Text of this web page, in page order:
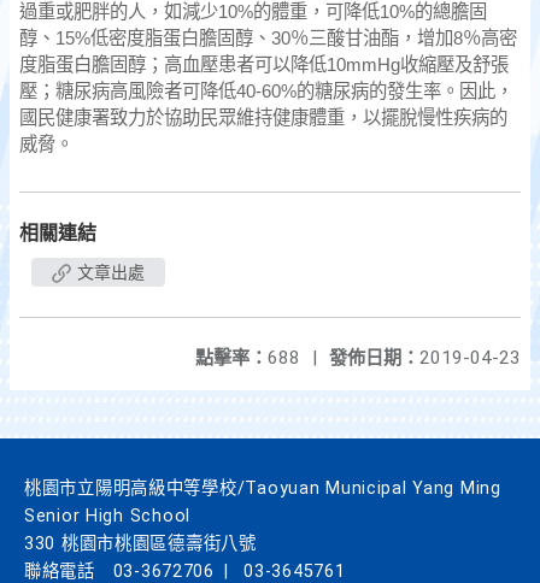
過重或肥胖的人，如減少10%的體重，可降低10%的總膽固
醇、15%低密度脂蛋白膽固醇、30％三酸甘油酯，增加8％高密
度脂蛋白膽固醇；高血壓患者可以降低10mmHg收縮壓及舒張
壓；糖尿病高風險者可降低40-60%的糖尿病的發生率。因此，
國民健康署致力於協助民眾維持健康體重，以擺脫慢性疾病的
威脅。
相關連結
文章出處
發佈日期： 2019-04-23
點擊率： 688 |
桃園市立陽明高級中等學校/Taoyuan Municipal Yang Ming
Senior High School
330 桃園市桃園區德壽街八號
聯絡電話
03-3672706 03-3645761